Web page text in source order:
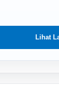
Lihat